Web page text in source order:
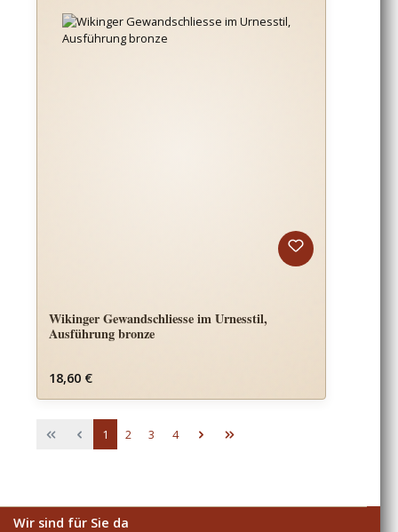
Wikinger Gewandschliesse im Urnesstil,
Ausführung bronze
Regulärer Preis:
18,60 €
Seite
1 Seite
2 Seite
3 Seite
4
Wir sind für Sie da